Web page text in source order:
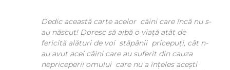
Dedic această carte acelor câini care încă nu s-
au născut! Doresc să aibă o viaţă atât de
fericită alături de voi stăpânii pricepuţi, cât n-
au avut acei câini care au suferit din cauza
nepriceperii omuluicare nu a înţeles aceşti